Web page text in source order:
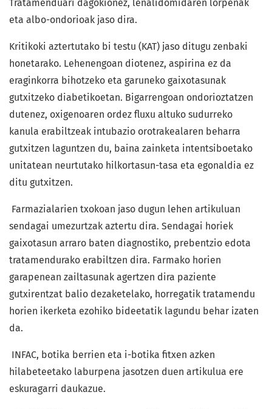
Tratamenduari dagokionez, lenalidomidaren lorpenak
eta albo-ondorioak jaso dira.
Kritikoki aztertutako bi testu (KAT) jaso ditugu zenbaki
honetarako. Lehenengoan diotenez, aspirina ez da
eraginkorra bihotzeko eta garuneko gaixotasunak
gutxitzeko diabetikoetan. Bigarrengoan ondorioztatzen
dutenez, oxigenoaren ordez fluxu altuko sudurreko
kanula erabiltzeak intubazio orotrakealaren beharra
gutxitzen laguntzen du, baina zainketa intentsiboetako
unitatean neurtutako hilkortasun-tasa eta egonaldia ez
ditu gutxitzen.
Farmazialarien txokoan jaso dugun lehen artikuluan
sendagai umezurtzak aztertu dira. Sendagai horiek
gaixotasun arraro baten diagnostiko, prebentzio edota
tratamendurako erabiltzen dira. Farmako horien
garapenean zailtasunak agertzen dira paziente
gutxirentzat balio dezaketelako, horregatik tratamendu
horien ikerketa ezohiko bideetatik lagundu behar izaten
da.
INFAC, botika berrien eta i-botika fitxen azken
hilabeteetako laburpena jasotzen duen artikulua ere
eskuragarri daukazue.